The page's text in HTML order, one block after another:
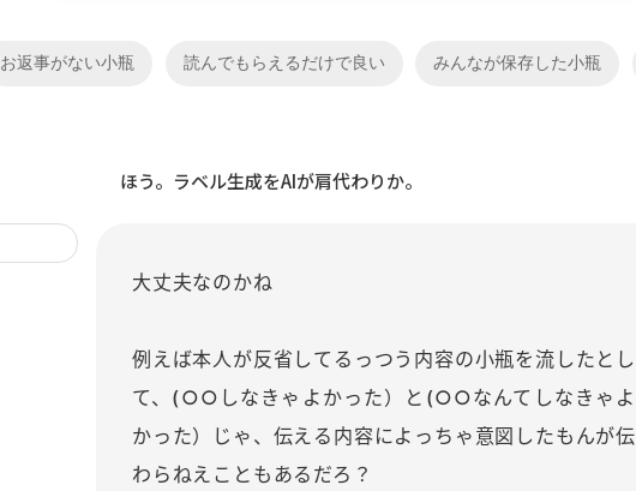
お返事がない小瓶 読んでもらえるだけで良い みんなが保存した小瓶
ほう。ラベル生成をAIが肩代わりか。
大丈夫なのかね
例えば本人が反省してるっつう内容の小瓶を流したとし
て、(○○しなきゃよかった）と(○○なんてしなきゃよ
かった）じゃ、伝える内容によっちゃ意図したもんが伝
わらねえこともあるだろ？